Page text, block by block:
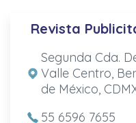
Revista
Segunda Cda.
Valle Centro,
de México,
55 6596 7655